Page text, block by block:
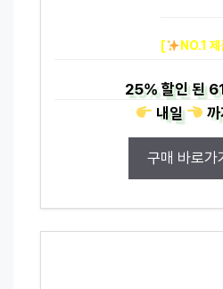
[ NO.1
25%할인 된
내일
구매 바로가